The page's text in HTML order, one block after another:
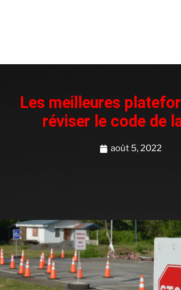
Les meilleures
réviser le code de
août 5, 2022